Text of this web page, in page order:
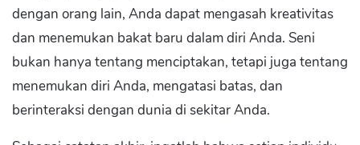
dengan orang lain, Anda dapat mengasah kreativitas
dan menemukan bakat baru dalam diri Anda. Seni
bukan hanya tentang menciptakan, tetapi juga tentang
menemukan diri Anda, mengatasi batas, dan
berinteraksi dengan dunia di sekitar Anda.